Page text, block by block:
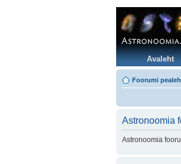
Avaleht
Foorumi
Astronoomia
Astronoomia